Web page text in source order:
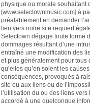
physique ou morale souhaitant
[www.selectownmusic.com] à
préalablement en demander
lien vers notre site requiert
Selectown dégage toute forme
dommages résultant d’une
entraîné une modification des
et plus généralement pour tous
qu’elles qu’en soient les
conséquences, provoqués à
site ou aux liens ou de
l’utilisation du ou des liens
accordé à une quelconque